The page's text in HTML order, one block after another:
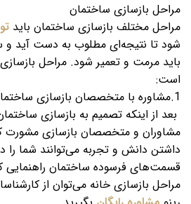
مراحل بازسازی ساختمان
مراحل مختلف بازسازی ساختمان باید
شود تا نتیجه‌ای مطلوب به دست آید و
باید مرمت و تعمیر شود. مراحل
است:
1.مشاوره با متخصصان بازسازی ساختمان:
بعد از اینکه تصمیم به بازسازی
مشاوران و متخصصان بازسازی مشورت
داشتن دانش و تجربه می‌توانند شما
قسمت‌های فرسوده ساختمان راهنمایی
مراحل بازسازی خانه می‌توان از